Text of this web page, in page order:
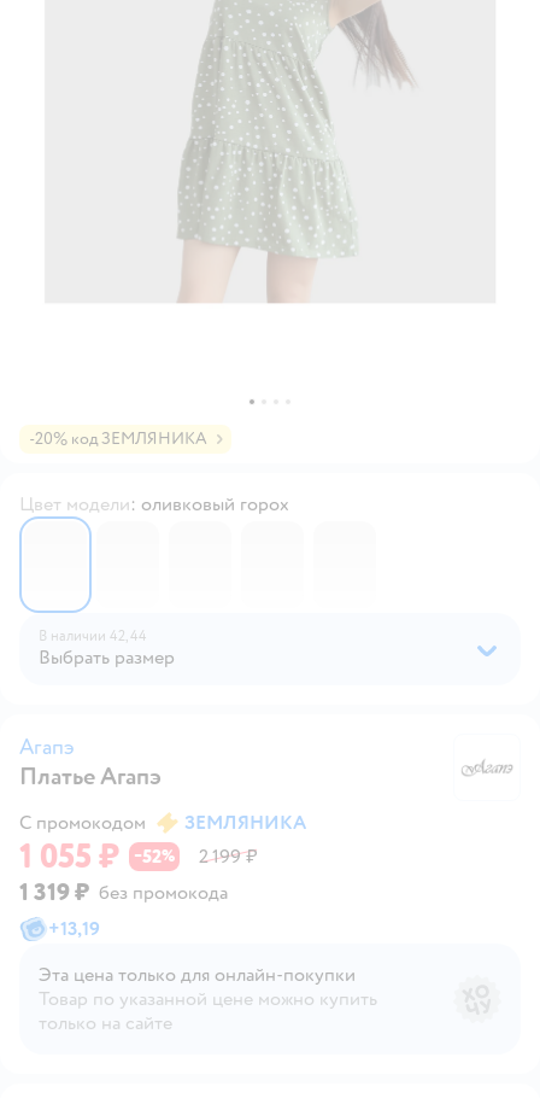
-20% код ЗЕМЛЯНИКА
Цвет модели: оливковый горох
6208628
В наличии 42,44
Выбрать размер
Агапэ
Платье Агапэ
С промокодом
ЗЕМЛЯНИКА
1 055 ₽ −52% 2 199 ₽
1 319 ₽ без промокода
+13,19
Эта цена только для онлайн‑покупки
Товар по указанной цене можно купить
только на сайте